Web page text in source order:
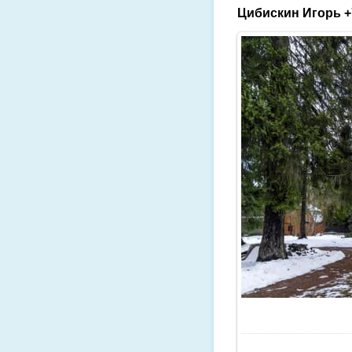
Цибискин Игорь